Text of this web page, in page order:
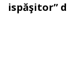
ispăşitor”